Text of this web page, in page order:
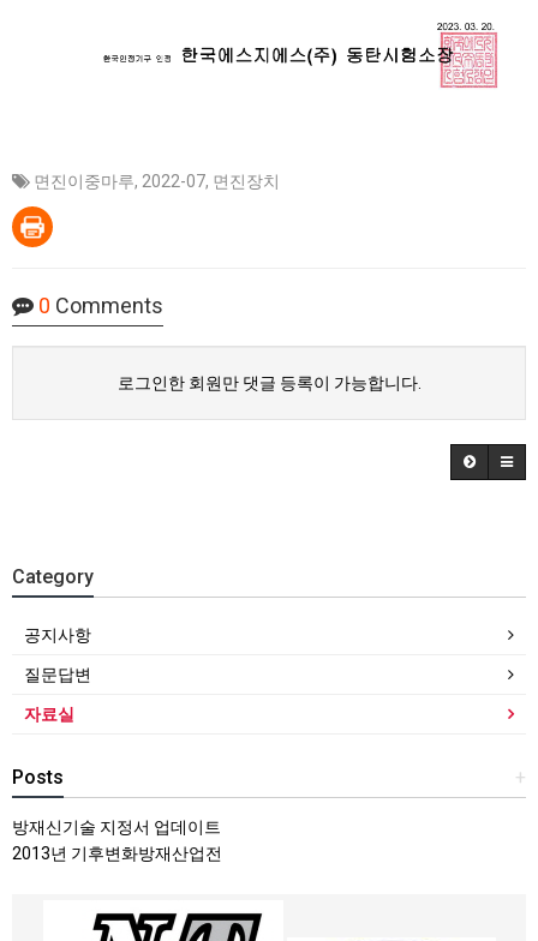
면진이중마루, 2022-07, 면진장치
0 Comments
로그인한 회원만 댓글 등록이 가능합니다.
Category
공지사항
질문답변
자료실
+
Posts
방재신기술 지정서 업데이트
2013년 기후변화방재산업전